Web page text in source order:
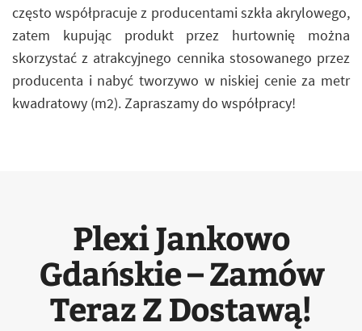
często współpracuje z producentami szkła akrylowego,
zatem kupując produkt przez hurtownię można
skorzystać z atrakcyjnego cennika stosowanego przez
producenta i nabyć tworzywo w niskiej cenie za metr
kwadratowy (m2). Zapraszamy do współpracy!
Plexi Jankowo
Gdańskie – Zamów
Teraz Z Dostawą!